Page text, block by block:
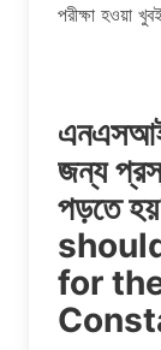
পরীক্ষা হওয়া
এনএসআই
জন্য
পড়তে
for